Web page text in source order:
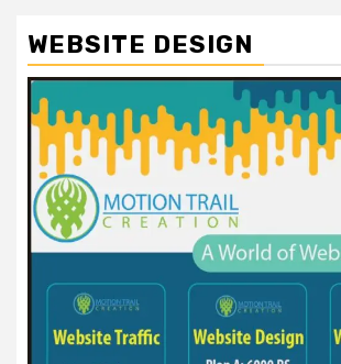
WEBSITE DESIGN